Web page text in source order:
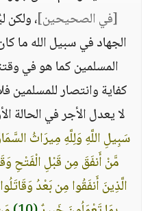
[في الصحيحين]، ولكن
الجهاد في سبيل الله ما
المسلمين كما هو في
كفاية وانتصار
لا يعدل الأجر في الحالة
سَبِيلِ اللَّهِ وَلِلَّهِ مِيرَاثُ
مَّنْ أَنفَقَ مِن قَبْلِ الْفَتْحِ
الَّذِينَ أَنفَقُوا مِن بَعْدُ